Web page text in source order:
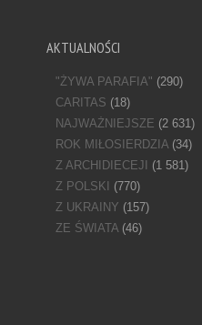
AKTUALNOŚCI
"ŻYWA PARAFIA" (290)
CARITAS (18)
NAJWAŻNIEJSZE (2 631)
ROK MIŁOSIERDZIA(34)
Z ARCHIDIECEJI
(1 581)
Z POLSKI
(770)
Z UKRAINY (157)
ZE ŚWIATA(46)